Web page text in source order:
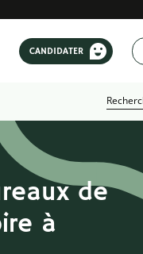
CANDIDATER
de
à